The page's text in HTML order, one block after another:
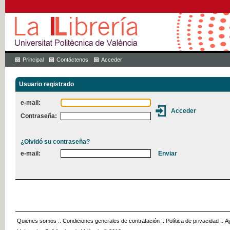
Principal Contáctenos Acceder
Usuario registrado
e-mail:
Contraseña:
¿Olvidó su contraseña?
e-mail:
Quienes somos :: Condiciones generales de contratación :: Política de privacidad ::